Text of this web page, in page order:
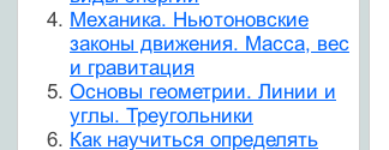
Механика. Ньютоновские
законы движения. Масса, вес
и гравитация
Основы геометрии. Линии и
углы. Треугольники
Как научиться определять